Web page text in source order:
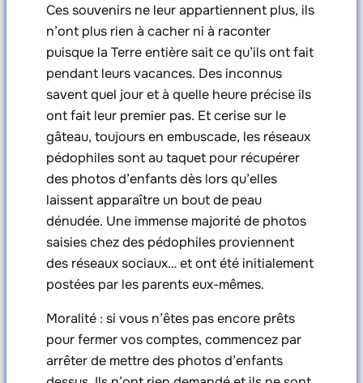
Ces souvenirs ne leur appartiennent plus, ils
n’ont plus rien à cacher ni à raconter
puisque la Terre entière sait ce qu’ils ont fait
pendant leurs vacances. Des inconnus
savent quel jour et à quelle heure précise ils
ont fait leur premier pas. Et cerise sur le
gâteau, toujours en embuscade, les réseaux
pédophiles sont au taquet pour récupérer
des photos d’enfants dès lors qu’elles
laissent apparaître un bout de peau
dénudée. Une immense majorité de photos
saisies chez des pédophiles proviennent
des réseaux sociaux… et ont été initialement
postées par les parents eux-mêmes.
Moralité : si vous n’êtes pas encore prêts
pour fermer vos comptes, commencez par
arrêter de mettre des photos d’enfants